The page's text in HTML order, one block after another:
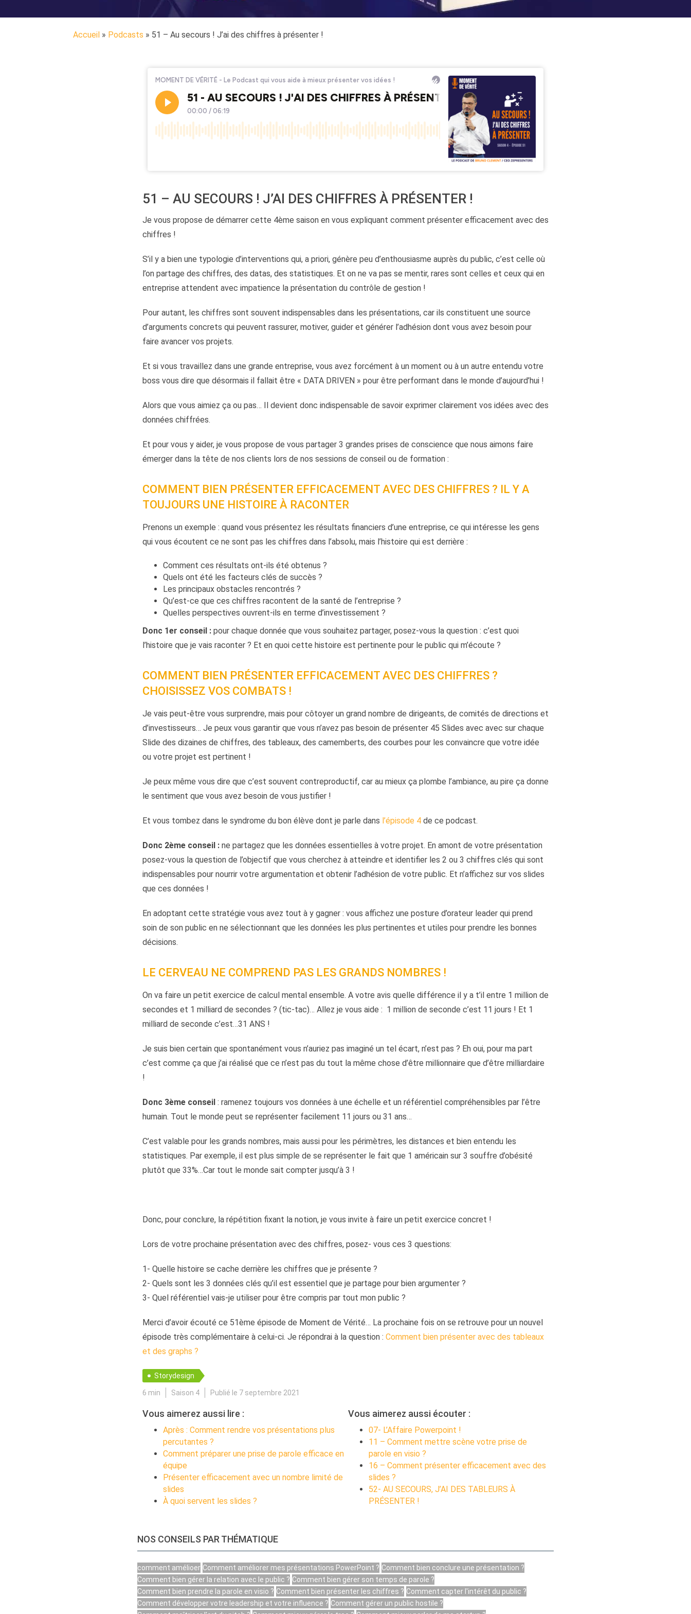
Accueil » Podcasts » 51 – Au secours ! J’ai des chiffres à présenter !
51 – AU SECOURS ! J’AI DES CHIFFRES À PRÉSENTER !
Je vous propose de démarrer cette 4ème saison en vous expliquant comment présenter efficacement avec des
chiffres !
S’il y a bien une typologie d’interventions qui, a priori, génère peu d’enthousiasme auprès du public, c’est celle où
l’on partage des chiffres, des datas, des statistiques. Et on ne va pas se mentir, rares sont celles et ceux qui en
entreprise attendent avec impatience la présentation du contrôle de gestion !
Pour autant, les chiffres sont souvent indispensables dans les présentations, car ils constituent une source
d’arguments concrets qui peuvent rassurer, motiver, guider et générer l’adhésion dont vous avez besoin pour
faire avancer vos projets.
Et si vous travaillez dans une grande entreprise, vous avez forcément à un moment ou à un autre entendu votre
boss vous dire que désormais il fallait être « DATA DRIVEN » pour être performant dans le monde d’aujourd’hui !
Alors que vous aimiez ça ou pas… Il devient donc indispensable de savoir exprimer clairement vos idées avec des
données chiffrées.
Et pour vous y aider, je vous propose de vous partager 3 grandes prises de conscience que nous aimons faire
émerger dans la tête de nos clients lors de nos sessions de conseil ou de formation :
COMMENT BIEN PRÉSENTER EFFICACEMENT AVEC DES CHIFFRES ? IL Y A
TOUJOURS UNE HISTOIRE À RACONTER
Prenons un exemple : quand vous présentez les résultats financiers d’une entreprise, ce qui intéresse les gens
qui vous écoutent ce ne sont pas les chiffres dans l’absolu, mais l’histoire qui est derrière :
Comment ces résultats ont-ils été obtenus ?
Quels ont été les facteurs clés de succès ?
Les principaux obstacles rencontrés ?
Qu’est-ce que ces chiffres racontent de la santé de l’entreprise ?
Quelles perspectives ouvrent-ils en terme d’investissement ?
Donc 1er conseil : pour chaque donnée que vous souhaitez partager, posez-vous la question : c’est quoi
l’histoire que je vais raconter ? Et en quoi cette histoire est pertinente pour le public qui m’écoute ?
COMMENT BIEN PRÉSENTER EFFICACEMENT AVEC DES CHIFFRES ?
CHOISISSEZ VOS COMBATS !
Je vais peut-être vous surprendre, mais pour côtoyer un grand nombre de dirigeants, de comités de directions et
d’investisseurs… Je peux vous garantir que vous n’avez pas besoin de présenter 45 Slides avec avec sur chaque
Slide des dizaines de chiffres, des tableaux, des camemberts, des courbes pour les convaincre que votre idée
ou votre projet est pertinent !
Je peux même vous dire que c’est souvent contreproductif, car au mieux ça plombe l’ambiance, au pire ça donne
le sentiment que vous avez besoin de vous justifier !
Et vous tombez dans le syndrome du bon élève dont je parle dans l’épisode 4 de ce podcast.
Donc 2ème conseil : ne partagez que les données essentielles à votre projet. En amont de votre présentation
posez-vous la question de l’objectif que vous cherchez à atteindre et identifier les 2 ou 3 chiffres clés qui sont
indispensables pour nourrir votre argumentation et obtenir l’adhésion de votre public. Et n’affichez sur vos slides
que ces données !
En adoptant cette stratégie vous avez tout à y gagner : vous affichez une posture d’orateur leader qui prend
soin de son public en ne sélectionnant que les données les plus pertinentes et utiles pour prendre les bonnes
décisions.
LE CERVEAU NE COMPREND PAS LES GRANDS NOMBRES !
On va faire un petit exercice de calcul mental ensemble. A votre avis quelle différence il y a t’il entre 1 million de
secondes et 1 milliard de secondes ? (tic-tac)… Allez je vous aide : 1 million de seconde c’est 11 jours ! Et 1
milliard de seconde c’est…31 ANS !
Je suis bien certain que spontanément vous n’auriez pas imaginé un tel écart, n’est pas ? Eh oui, pour ma part
c’est comme ça que j’ai réalisé que ce n’est pas du tout la même chose d’être millionnaire que d’être milliardaire
!
Donc 3ème conseil : ramenez toujours vos données à une échelle et un référentiel compréhensibles par l’être
humain. Tout le monde peut se représenter facilement 11 jours ou 31 ans…
C’est valable pour les grands nombres, mais aussi pour les périmètres, les distances et bien entendu les
statistiques. Par exemple, il est plus simple de se représenter le fait que 1 américain sur 3 souffre d’obésité
plutôt que 33%…Car tout le monde sait compter jusqu’à 3 !
Donc, pour conclure, la répétition fixant la notion, je vous invite à faire un petit exercice concret !
Lors de votre prochaine présentation avec des chiffres, posez- vous ces 3 questions:
1- Quelle histoire se cache derrière les chiffres que je présente ?
2- Quels sont les 3 données clés qu’il est essentiel que je partage pour bien argumenter ?
3- Quel référentiel vais-je utiliser pour être compris par tout mon public ?
Merci d’avoir écouté ce 51ème épisode de Moment de Vérité… La prochaine fois on se retrouve pour un nouvel
épisode très complémentaire à celui-ci. Je répondrai à la question : Comment bien présenter avec des tableaux
et des graphs ?
Storydesign
6 min Saison 4 Publié le 7 septembre 2021
Vous aimerez aussi lire :
Après : Comment rendre vos présentations plus
percutantes ?
Comment préparer une prise de parole efficace en
équipe
Présenter efficacement avec un nombre limité de
slides
À quoi servent les slides ?
Vous aimerez aussi écouter :
07- L’Affaire Powerpoint !
11 – Comment mettre scène votre prise de
parole en visio ?
16 – Comment présenter efficacement avec des
slides ?
52- AU SECOURS, J’AI DES TABLEURS À
PRÉSENTER !
NOS CONSEILS PAR THÉMATIQUE
comment amélioer Comment améliorer mes présentations PowerPoint ? Comment bien conclure une présentation ?
Comment bien gérer la relation avec le public ? Comment bien gérer son temps de parole ?
Comment bien prendre la parole en visio ? Comment bien présenter les chiffres ? Comment capter l'intérêt du public ?
Comment développer votre leadership et votre influence ? Comment gérer un public hostile ?